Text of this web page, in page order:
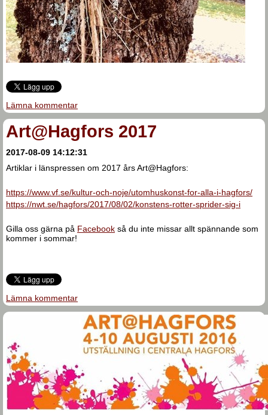
Lämna kommentar
Art@Hagfors 2017
2017-08-09 14:12:31
Artiklar i länspressen om 2017 års Art@Hagfors:
https://www.vf.se/kultur-och-noje/utomhuskonst-for-alla-i-hagfors/
https://nwt.se/hagfors/2017/08/02/konstens-rotter-sprider-sig-i
Gilla oss gärna på Facebook så du inte missar allt spännande som
kommer i sommar!
Lämna kommentar